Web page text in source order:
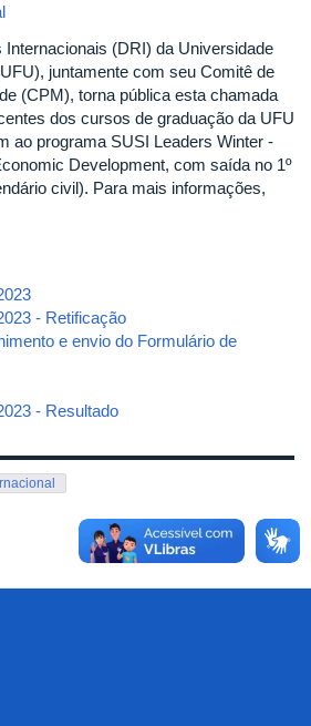
Internacionais (DRI) da Universidade
juntamente com seu Comitê de
(CPM), torna pública esta chamada
dos cursos de graduação da UFU
ao programa SUSI Leaders Winter -
Development, com saída no 1º
civil). Para mais informações,
- Retificação
e envio do Formulário de
- Resultado